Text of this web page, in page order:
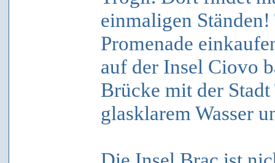
einmaligen
Promenade
auf der Insel Ciovo
Brücke mit der
glasklarem Wasser